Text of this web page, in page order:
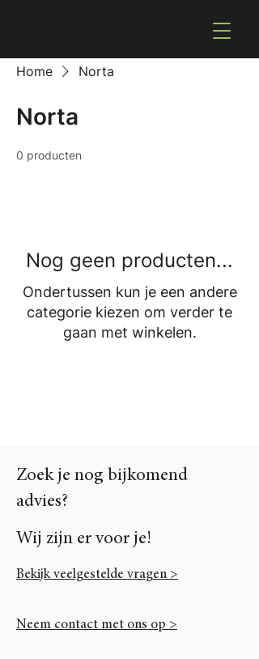
Home Norta
Norta
0 producten
Nog geen producten...
Ondertussen kun je een andere
categorie kiezen om verder te
gaan met winkelen.
Zoek je nog bijkomend
advies?
Wij zijn er voor je!
Bekijk veelgestelde vragen >
Neem contact met ons op >